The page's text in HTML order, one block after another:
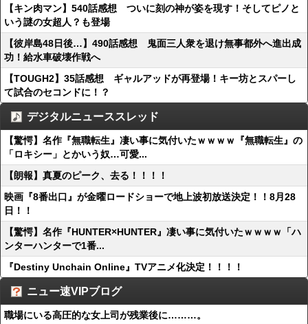
【キン肉マン】540話感想 ついに刻の神が姿を現す！そしてピノと
いう謎の女超人？も登場
【彼岸島48日後…】490話感想 鬼面三人衆を退け無事都外へ進出成
功！給水車破壊作戦へ
【TOUGH2】35話感想 ギャルアッドが再登場！キー坊とスパーし
て試合のセコンドに！？
デジタルニューススレッド
【驚愕】名作『無職転生』凄い事に気付いたｗｗｗｗ『無職転生』の
「ロキシー」とかいう奴…可愛...
【朗報】真夏のピーク、去る！！！！
映画『8番出口』が金曜ロードショーで地上波初放送決定！！8月28
日！！
【驚愕】名作『HUNTER×HUNTER』凄い事に気付いたｗｗｗｗ「ハ
ンターハンターで1番...
『Destiny Unchain Online』TVアニメ化決定！！！！
ニュー速VIPブログ
職場にいる高圧的な女上司が残業後に………。